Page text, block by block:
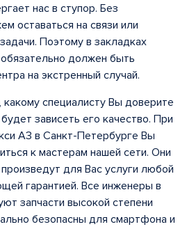
нас в ступор. Без
оставаться на связи или
Поэтому в закладках
должен быть
на экстренный случай.
какому специалисту Вы доверите
зависеть его качество. При
А3 в Санкт-Петербурге Вы
к мастерам нашей сети. Они
для Вас услуги любой
гарантией. Все инженеры в
запчасти высокой степени
безопасны для смартфона и